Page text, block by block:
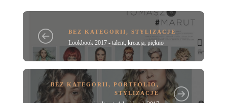
BEZ KATEGORII, STYLIZACJE
Lookbook 2017 - talent, kreacja, piękno
BEZ KATEGORII, PORTFOLIO,
STYLIZACJE